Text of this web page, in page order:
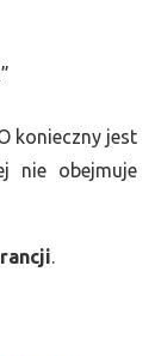
konieczny jest
nie obejmuje
.